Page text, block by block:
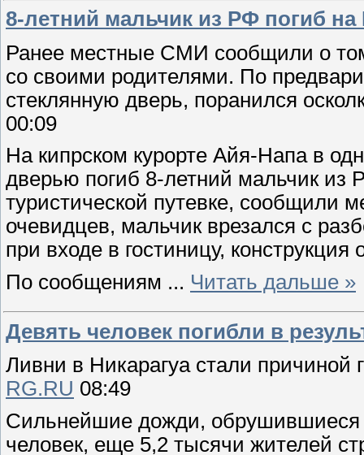
8-летний мальчик из РФ погиб
Ранее местные СМИ сообщили о
со своими родителями. По
стеклянную дверь, поранился
00:09
На кипрском курорте Айя-Напа в
дверью погиб 8-летний мальчик из
туристической путевке,
очевидцев, мальчик врезался с
при входе в гостиницу, конструкция
По сообщениям ... Читать дальше »
Девять человек погибли в
Ливни в Никарагуа стали причиной
RG.RU 08:49
Сильнейшие дожди, обрушившиеся
человек, еще 5,2 тысячи жителей